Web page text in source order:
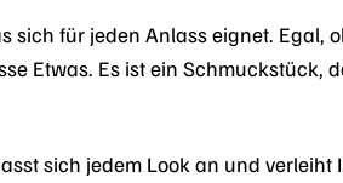
sich für jeden Anlass eignet. Egal,
Etwas. Es ist ein Schmuckstück,
sich jedem Look an und verleiht